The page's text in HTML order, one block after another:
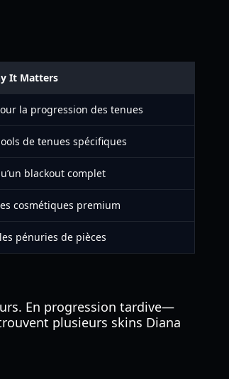
It Matters
la progression des tenues
de tenues spécifiques
blackout complet
cosmétiques premium
pénuries de pièces
En progression tardive—
plusieurs skins Diana